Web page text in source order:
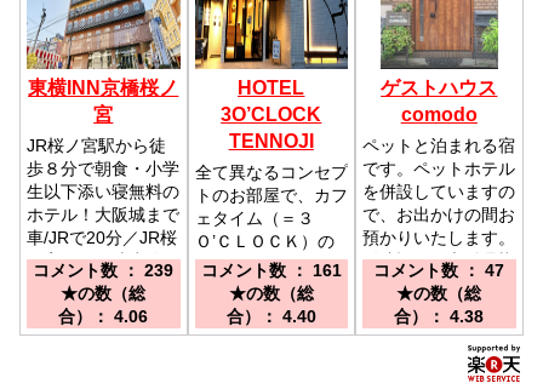
東横INN京橋桜ノ
宮
JR桜ノ宮駅から徒
歩８分で朝食・小学
生以下添い寝無料の
ホテル！大阪城まで
車/JRで20分／JR桜
ノ宮駅より徒歩約8
分、各線京橋駅より
徒歩約13分
コメント数 ： 239
★の数（総
合）： 4.06
HOTEL
3O’CLOCK
TENNOJI
全て異なるコンセプ
トのお部屋で、カフ
ェタイム（＝３
Ｏ’ＣＬＯＣＫ）の
寛ぎを。／天王寺駅
より徒歩約１分
コメント数 ： 161
★の数（総
合）： 4.40
ゲストハウス
comodo
ペットと泊まれる宿
です。ペットホテル
を併設していますの
で、お出かけの間お
預かりいたします。
(有料)／JR大阪環状
線、阪神電車 西九
条駅より徒歩3分。
コメント数 ： 47
★の数（総
合）： 4.38